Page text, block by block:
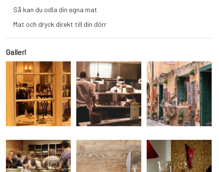
Så kan du odla din egna mat
Mat och dryck direkt till din dörr
Galleri